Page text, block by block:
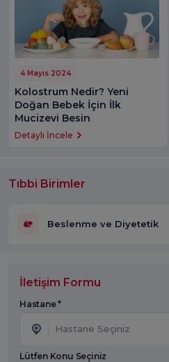
4 Mayıs 2024
Kolostrum Nedir? Yeni
Doğan Bebek İçin İlk
Mucizevi Besin
Detaylı İncele
Tıbbi Birimler
Beslenme ve Diyetetik
İletişim Formu
Hastane *
Hastane Seçiniz
Lütfen Konu Seçiniz